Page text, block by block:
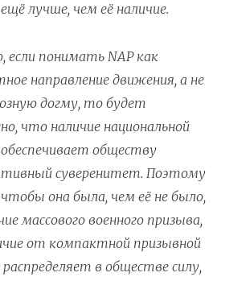
лучше, чем её наличие.
если понимать NAP как
направление движения, а не
догму, то будет
что наличие национальной
обществу
суверенитет. Поэтому
она была, чем её не было,
массового военного призыва,
от компактной призывной
в обществе силу,